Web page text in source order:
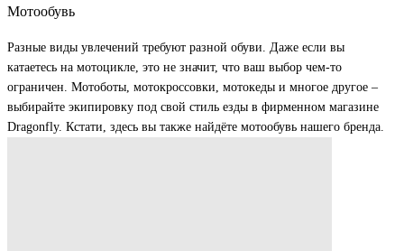
Мотообувь
Разные виды увлечений требуют разной обуви. Даже если вы
катаетесь на мотоцикле, это не значит, что ваш выбор чем-то
ограничен. Мотоботы, мотокроссовки, мотокеды и многое другое –
выбирайте экипировку под свой стиль езды в фирменном магазине
Dragonfly. Кстати, здесь вы также найдёте мотообувь нашего бренда.